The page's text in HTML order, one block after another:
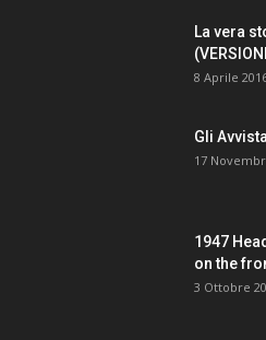
La vera
8 Aprile
Gli
17
1947
on the
3 Ottobre